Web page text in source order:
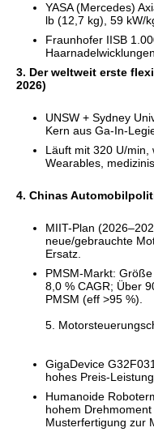
YASA (Mercedes)
lb (12,7 kg), 59 kW/
Fraunhofer IISB
3. Der weltweit erste
2026)
UNSW + Sydney
Kern aus Ga-In-
Läuft mit 320 U/min,
Wearables,
4. Chinas
MIIT-Plan
neue/gebrauchte
Ersatz.
PMSM-Markt:
8,0 % CAGR; Über
PMSM (eff >95 %).
5.
GigaDevice
hohes Preis-
Humanoide
hohem
Musterfertigung zur